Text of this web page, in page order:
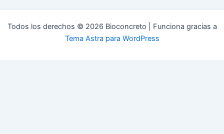
Todos los derechos © 2026 Bioconcreto | Funciona gracias a
Tema Astra para WordPress